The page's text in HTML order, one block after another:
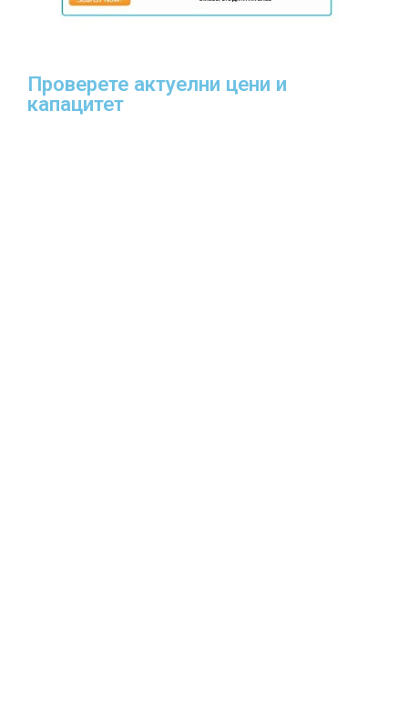
Проверете актуелни цени и
капацитет​